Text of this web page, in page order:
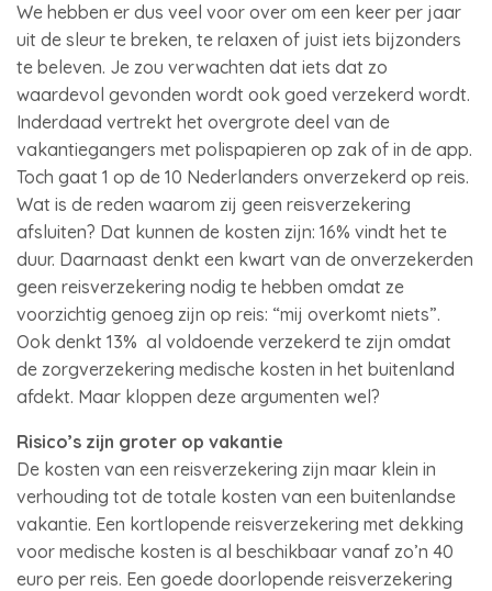
We hebben er dus veel voor over om een keer per jaar
uit de sleur te breken, te relaxen of juist iets bijzonders
te beleven. Je zou verwachten dat iets dat zo
waardevol gevonden wordt ook goed verzekerd wordt.
Inderdaad vertrekt het overgrote deel van de
vakantiegangers met polispapieren op zak of in de app.
Toch gaat 1 op de 10 Nederlanders onverzekerd op reis.
Wat is de reden waarom zij geen reisverzekering
afsluiten? Dat kunnen de kosten zijn: 16% vindt het te
duur. Daarnaast denkt een kwart van de onverzekerden
geen reisverzekering nodig te hebben omdat ze
voorzichtig genoeg zijn op reis: “mij overkomt niets”.
Ook denkt 13% al voldoende verzekerd te zijn omdat
de zorgverzekering medische kosten in het buitenland
afdekt. Maar kloppen deze argumenten wel?
Risico’s zijn groter op vakantie
De kosten van een reisverzekering zijn maar klein in
verhouding tot de totale kosten van een buitenlandse
vakantie. Een kortlopende reisverzekering met dekking
voor medische kosten is al beschikbaar vanaf zo’n 40
euro per reis. Een goede doorlopende reisverzekering